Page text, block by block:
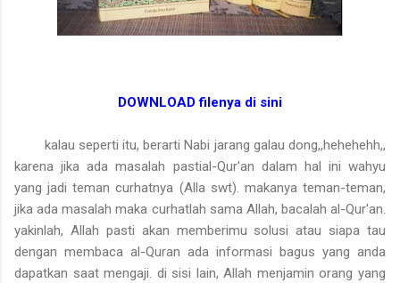
DOWNLOAD filenya di sini
kalau seperti itu, berarti Nabi jarang galau dong,,hehehehh,,
karena jika ada masalah pastial-Qur'an dalam hal ini wahyu
yang jadi teman curhatnya (Alla swt). makanya teman-teman,
jika ada masalah maka curhatlah sama Allah, bacalah al-Qur'an.
yakinlah, Allah pasti akan memberimu solusi atau siapa tau
dengan membaca al-Quran ada informasi bagus yang anda
dapatkan saat mengaji. di sisi lain, Allah menjamin orang yang